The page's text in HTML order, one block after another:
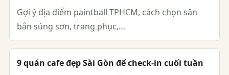
Gợi ý địa điểm paintball TPHCM, cách chọn sân
bắn súng sơn, trang phục,…
9 quán cafe đẹp Sài Gòn để check-in cuối tuần